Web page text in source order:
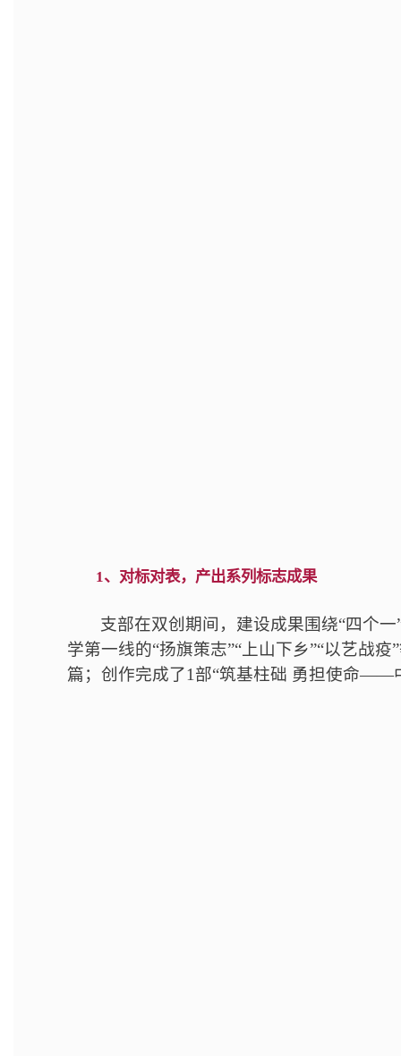
1、对标对表，产出系列标志成果
支部在双创期间，建设成果围绕“四个
学第一线的“扬旗策志”“上山下乡”“以艺战
篇；创作完成了1部“筑基柱础 勇担使命——